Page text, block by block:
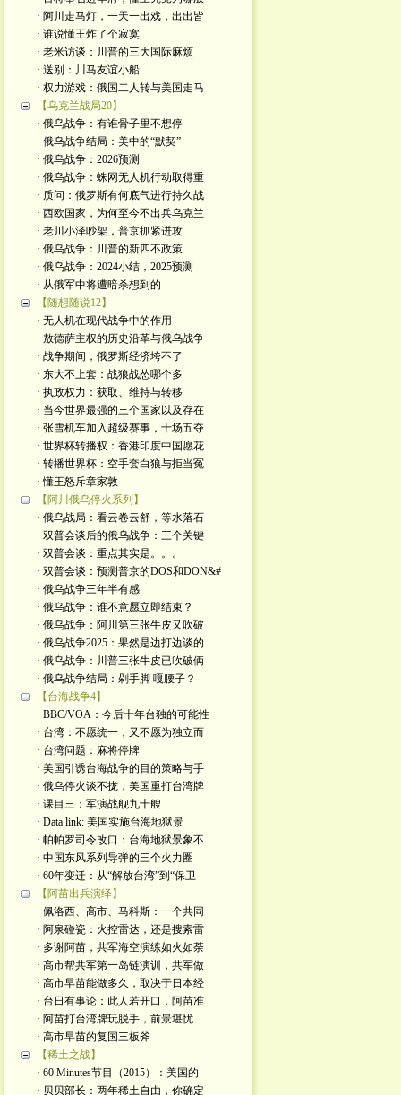
· 阿川走马灯，一天一出戏，出出皆
· 谁说懂王炸了个寂寞
· 老米访谈：川普的三大国际麻烦
· 送别：川马友谊小船
· 权力游戏：俄国二人转与美国走马
【乌克兰战局20】
· 俄乌战争：有谁骨子里不想停
· 俄乌战争结局：美中的“默契”
· 俄乌战争：2026预测
· 俄乌战争：蛛网无人机行动取得重
· 质问：俄罗斯有何底气进行持久战
· 西欧国家，为何至今不出兵乌克兰
· 老川小泽吵架，普京抓紧进攻
· 俄乌战争：川普的新四不政策
· 俄乌战争：2024小结，2025预测
· 从俄军中将遭暗杀想到的
【随想随说12】
· 无人机在现代战争中的作用
· 敖德萨主权的历史沿革与俄乌战争
· 战争期间，俄罗斯经济垮不了
· 东大不上套：战狼战怂哪个多
· 执政权力：获取、维持与转移
· 当今世界最强的三个国家以及存在
· 张雪机车加入超级赛事，十场五夺
· 世界杯转播权：香港印度中国愿花
· 转播世界杯：空手套白狼与拒当冤
· 懂王怒斥章家敦
【阿川俄乌停火系列】
· 俄乌战局：看云卷云舒，等水落石
· 双普会谈后的俄乌战争：三个关键
· 双普会谈：重点其实是。。。
· 双普会谈：预测普京的DOS和DON&#
· 俄乌战争三年半有感
· 俄乌战争：谁不意愿立即结束？
· 俄乌战争：阿川第三张牛皮又吹破
· 俄乌战争2025：果然是边打边谈的
· 俄乌战争：川普三张牛皮已吹破俩
· 俄乌战争结局：剁手脚 嘎腰子？
【台海战争4】
· BBC/VOA：今后十年台独的可能性
· 台湾：不愿统一，又不愿为独立而
· 台湾问题：麻将停牌
· 美国引诱台海战争的目的策略与手
· 俄乌停火谈不拢，美国重打台湾牌
· 课目三：军演战舰九十艘
· Data link: 美国实施台海地狱景
· 帕帕罗司令改口：台海地狱景象不
· 中国东风系列导弹的三个火力圈
· 60年变迁：从“解放台湾”到“保卫
【阿苗出兵演绎】
· 佩洛西、高市、马科斯：一个共同
· 阿泉碰瓷：火控雷达，还是搜索雷
· 多谢阿苗，共军海空演练如火如荼
· 高市帮共军第一岛链演训，共军做
· 高市早苗能做多久，取决于日本经
· 台日有事论：此人若开口，阿苗准
· 阿苗打台湾牌玩脱手，前景堪忧
· 高市早苗的复国三板斧
【稀土之战】
· 60 Minutes节目（2015）：美国的
· 贝贝部长：两年稀土自由，你确定